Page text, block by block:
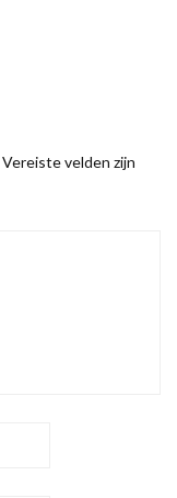
Vereiste velden zijn